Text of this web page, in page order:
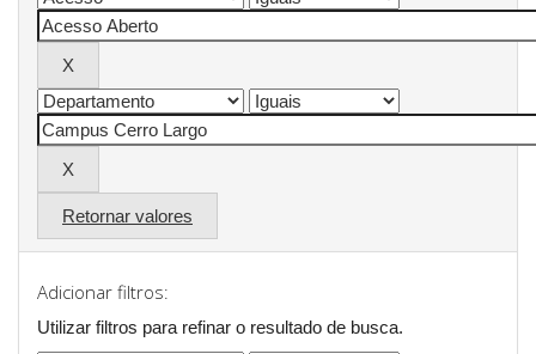
Retornar valores
Adicionar filtros:
Utilizar filtros para refinar o resultado de busca.